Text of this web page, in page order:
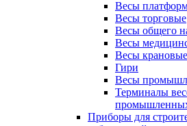
Весы
Весы торговые
Весы общего
Весы
Весы крановые
Гири
Весы
Терминалы
Приборы для